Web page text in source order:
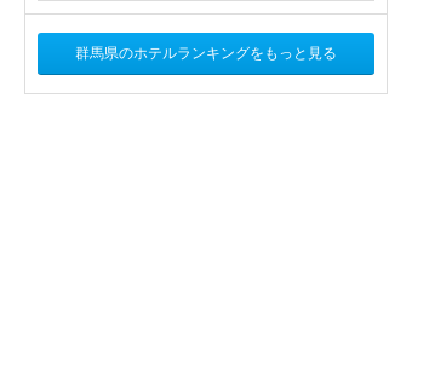
群馬県のホテルランキングをもっと見る